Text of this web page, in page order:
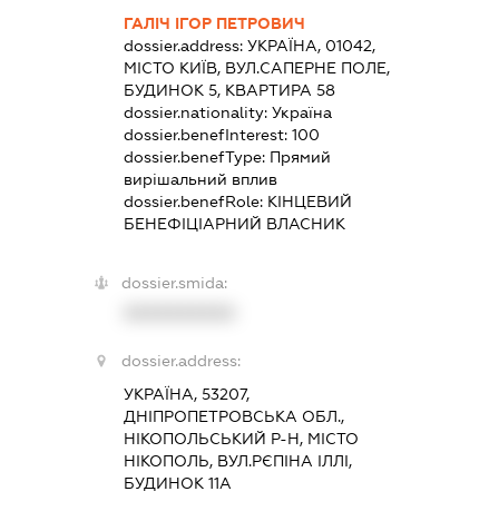
ГАЛІЧ ІГОР ПЕТРОВИЧ
dossier.address:УКРАЇНА, 01042,
МІСТО КИЇВ, ВУЛ.САПЕРНЕ ПОЛЕ,
БУДИНОК 5, КВАРТИРА 58
dossier.nationality:Україна
dossier.benefInterest:100
dossier.benefType: Прямий
вирішальний вплив
dossier.benefRole: КІНЦЕВИЙ
БЕНЕФІЦІАРНИЙ ВЛАСНИК
dossier.smida:
dossier.address:
УКРАЇНА, 53207,
ДНІПРОПЕТРОВСЬКА ОБЛ.,
НІКОПОЛЬСЬКИЙ Р-Н, МІСТО
НІКОПОЛЬ, ВУЛ.РЄПІНА ІЛЛІ,
БУДИНОК 11А